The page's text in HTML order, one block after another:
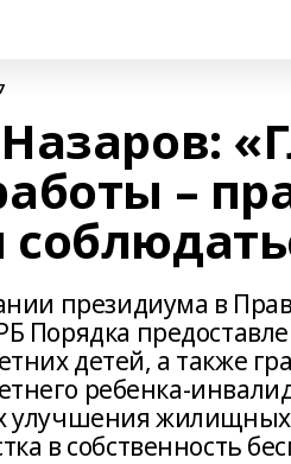
–
президиума в
Порядка
детей, а также
ребенка-
улучшения жилищных
в собственность